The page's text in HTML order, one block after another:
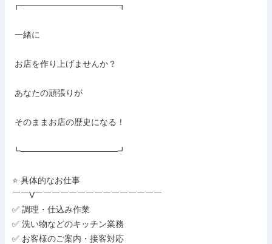
┏────────────────┓
┗────────────────┛
⭐ 具体的なお仕事
￣￣V￣￣￣￣￣￣￣￣￣￣￣￣￣￣￣
✅ 調理・仕込み作業
✅ 洗い物などのキッチン業務
✅ お客様のご案内・接客対応